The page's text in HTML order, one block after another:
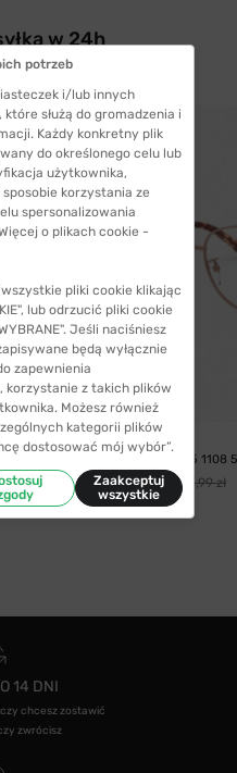
w 24h
WYSYŁKA 24H
Michael Kors
Michael Kors 3035 1108
318,99 zł 368,99 zł
14 DNI
chcesz zostawić
zwrócisz
potrzeb
i/lub innych
służą do gromadzenia i
Każdy konkretny plik
do określonego celu lub
użytkownika,
korzystania ze
spersonalizowania
o plikach cookie -
pliki cookie klikając
lub odrzucić pliki cookie
Jeśli naciśniesz
zapisywane będą wyłącznie
zapewnienia
korzystanie z takich plików
Możesz również
kategorii plików
dostosować mój wybór”.
Zaakceptuj
wszystkie